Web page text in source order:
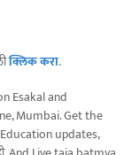
क्लिक करा.
Esakal and
Mumbai. Get the
updates,